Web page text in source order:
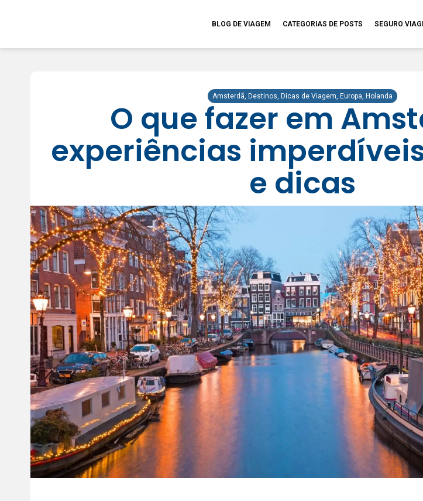
BLOG DE VIAGEM CATEGORIAS DE POSTS SEGURO
Amsterdã, Destinos, Dicas de Viagem, Europa, Holanda
O que fazer em
experiências
e dicas